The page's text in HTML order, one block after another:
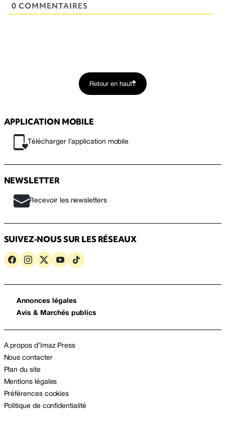
0 COMMENTAIRES
Retour en haut
APPLICATION MOBILE
Télécharger l’application mobile
NEWSLETTER
Recevoir les newsletters
SUIVEZ-NOUS SUR LES RÉSEAUX
Annonces légales
Avis & Marchés publics
A propos d’Imaz Press
Nous contacter
Plan du site
Mentions légales
Préférences cookies
Politique de confidentialité